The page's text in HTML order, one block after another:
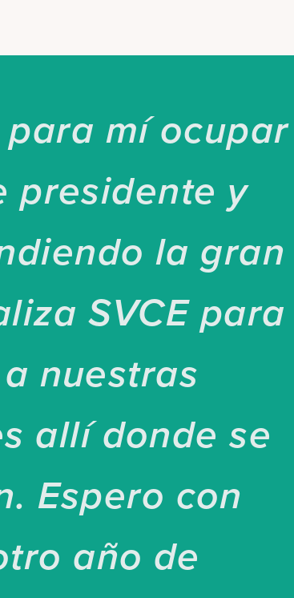
para mí ocupar
presidente y
la gran
SVCE para
nuestras
allí donde se
Espero con
año de